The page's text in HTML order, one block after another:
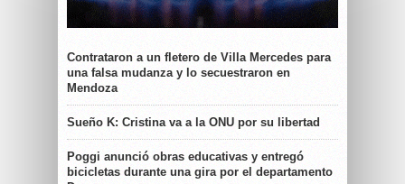
Contrataron a un fletero de Villa Mercedes para
una falsa mudanza y lo secuestraron en
Mendoza
Sueño K: Cristina va a la ONU por su libertad
Poggi anunció obras educativas y entregó
bicicletas durante una gira por el departamento